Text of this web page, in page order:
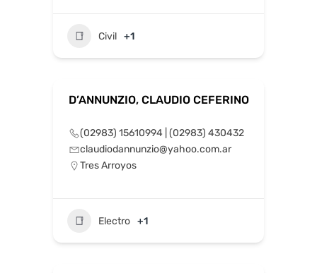
Civil +1
D’ANNUNZIO, CLAUDIO CEFERINO
(02983) 15610994 | (02983) 430432
claudiodannunzio@yahoo.com.ar
Tres Arroyos
Electro +1